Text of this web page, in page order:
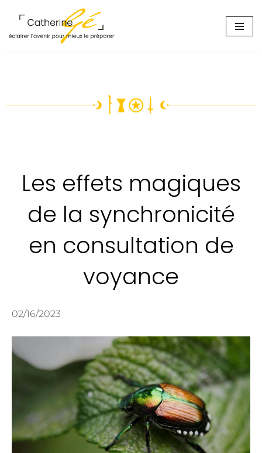
Aller
Les effets magiques
de la synchronicité
en consultation de
voyance
02/16/2023